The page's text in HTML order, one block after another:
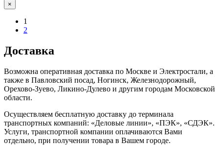
×
1
2
Доставка
Возможна оперативная доставка по Москве и Электростали, а
также в Павловский посад, Ногинск, Железнодорожный,
Орехово-Зуево, Ликино-Дулево и другим городам Московской
области.
Осуществляем бесплатную доставку до терминала
транспортных компаний: «Деловые линии», «ПЭК», «СДЭК».
Услуги, транспортной компании оплачиваются Вами
отдельно, при получении товара в Вашем городе.